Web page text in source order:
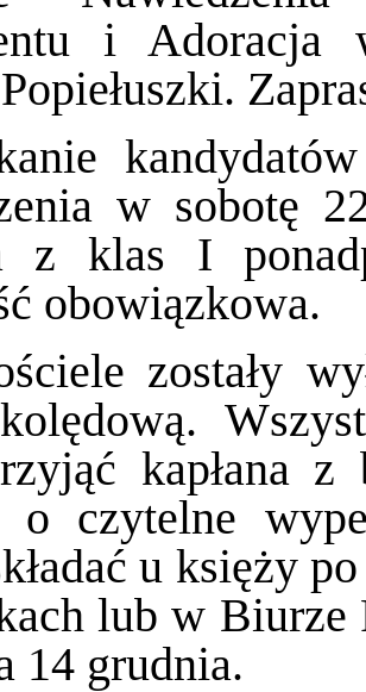
i
w sobotę
z klas I
obowiązkowa.
zostały
kapłana z
o czytelne
u księży
lub w
14 grudnia.